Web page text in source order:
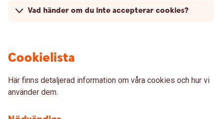
Vad händer om du inte accepterar cookies?
Cookielista
Här finns detaljerad information om våra cookies och hur vi
använder dem.